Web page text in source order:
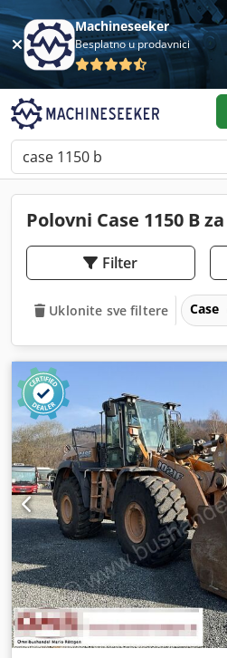
Machineseeker
Besplatno u prodavnici
Polovni Case 1150 B
Filter
Uklonite sve filtere Case